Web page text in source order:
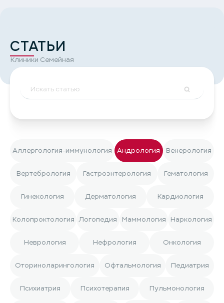
СТАТЬИ
Клиники Семейная
Аллергология-иммунология Андрология Венерология
Вертебрология Гастроэнтерология Гематология
Гинекология Дерматология Кардиология
Колопроктология Логопедия Маммология Наркология
Неврология Нефрология Онкология
Оториноларингология Офтальмология Педиатрия
Психиатрия Психотерапия Пульмонология